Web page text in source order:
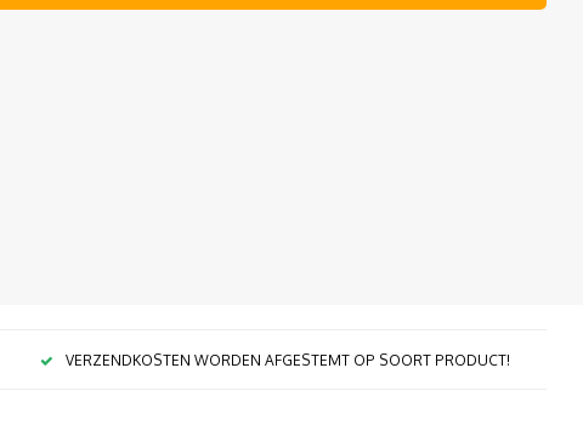
VERZENDKOSTEN WORDEN AFGESTEMT OP SOORT PRODUCT!